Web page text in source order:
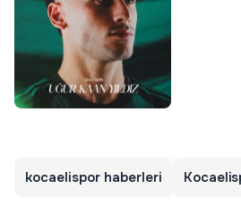
kocaelispor haberleri